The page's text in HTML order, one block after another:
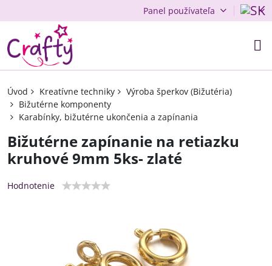
Panel používateľa
Úvod Kreatívne techniky
Výroba šperkov (Bižutéria)
Bižutérne komponenty
Karabínky, bižutérne ukončenia a zapínania
Bižutérne zapínanie na retiazku
kruhové 9mm 5ks- zlaté
Hodnotenie